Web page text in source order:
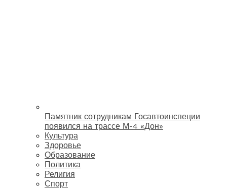
Памятник сотрудникам Госавтоинспеции
появился на трассе М-4 «Дон»
Культура
Здоровье
Образование
Политика
Религия
Спорт